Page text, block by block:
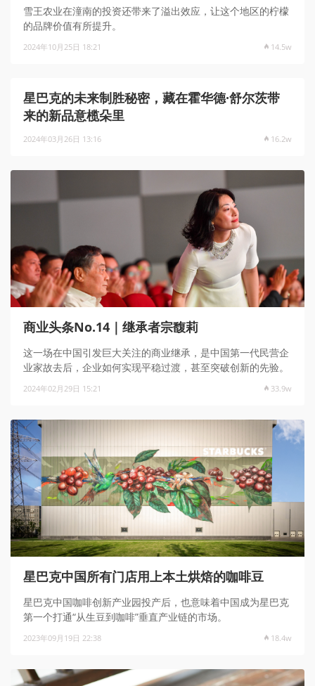
雪王农业在潼南的投资还带来了溢出效应，让这个地区的柠檬
的品牌价值有所提升。
2024年10月25日 18:21 14.5w
星巴克的未来制胜秘密，藏在霍华德·舒尔茨带
来的新品意榄朵里
2024年03月26日 13:16 16.2w
商业头条No.14｜继承者宗馥莉
这一场在中国引发巨大关注的商业继承，是中国第一代民营企
业家故去后，企业如何实现平稳过渡，甚至突破创新的先验。
2024年02月29日 15:21 33.9w
星巴克中国所有门店用上本土烘焙的咖啡豆
星巴克中国咖啡创新产业园投产后，也意味着中国成为星巴克
第一个打通“从生豆到咖啡”垂直产业链的市场。
2023年09月19日 22:38 18.4w